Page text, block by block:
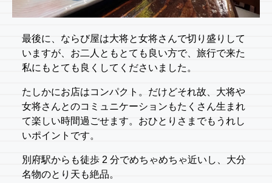
最後に、ならび屋は大将と女将さんで切り盛りして
いますが、お二人ともとても良い方で、旅行で来た
私にもとても良くしてくださいました。
たしかにお店はコンパクト。だけどそれ故、大将や
女将さんとのコミュニケーションもたくさん生まれ
て楽しい時間過ごせます。おひとりさまでもうれし
いポイントです。
別府駅からも徒歩 2 分でめちゃめちゃ近いし、大分
名物のとり天も絶品。